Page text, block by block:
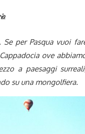
per Pasqua vuoi
ove
a paesaggi
su una mongolfiera.